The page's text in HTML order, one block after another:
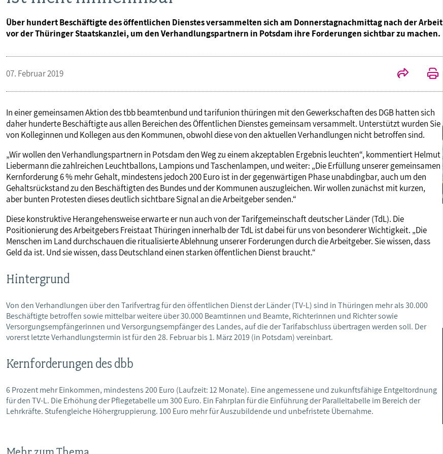
Über hundert Beschäftigte des öffentlichen Dienstes versammelten sich am Donnerstagnachmittag nach der Arbeit
vor der Thüringer Staatskanzlei, um den Verhandlungspartnern in Potsdam ihre Forderungen sichtbar zu machen.
07. Februar 2019
In einer gemeinsamen Aktion des tbb beamtenbund und tarifunion thüringen mit den Gewerkschaften des DGB hatten sich
daher hunderte Beschäftigte aus allen Bereichen des Öffentlichen Dienstes gemeinsam versammelt. Unterstützt wurden Sie
von Kolleginnen und Kollegen aus den Kommunen, obwohl diese von den aktuellen Verhandlungen nicht betroffen sind.
„Wir wollen den Verhandlungspartnern in Potsdam den Weg zu einem akzeptablen Ergebnis leuchten“, kommentiert Helmut
Liebermann die zahlreichen Leuchtballons, Lampions und Taschenlampen, und weiter: „Die Erfüllung unserer gemeinsamen
Kernforderung 6 % mehr Gehalt, mindestens jedoch 200 Euro ist in der gegenwärtigen Phase unabdingbar, auch um den
Gehaltsrückstand zu den Beschäftigten des Bundes und der Kommunen auszugleichen. Wir wollen zunächst mit kurzen,
aber bunten Protesten dieses deutlich sichtbare Signal an die Arbeitgeber senden.“
Diese konstruktive Herangehensweise erwarte er nun auch von der Tarifgemeinschaft deutscher Länder (TdL). Die
Positionierung des Arbeitgebers Freistaat Thüringen innerhalb der TdL ist dabei für uns von besonderer Wichtigkeit. „Die
Menschen im Land durchschauen die ritualisierte Ablehnung unserer Forderungen durch die Arbeitgeber. Sie wissen, dass
Geld da ist. Und sie wissen, dass Deutschland einen starken öffentlichen Dienst braucht.“
Hintergrund
Von den Verhandlungen über den Tarifvertrag für den öffentlichen Dienst der Länder (TV-L) sind in Thüringen mehr als 30.000
Beschäftigte betroffen sowie mittelbar weitere über 30.000 Beamtinnen und Beamte, Richterinnen und Richter sowie
Versorgungsempfängerinnen und Versorgungsempfänger des Landes, auf die der Tarifabschluss übertragen werden soll. Der
vorerst letzte Verhandlungstermin ist für den 28. Februar bis 1. März 2019 (in Potsdam) vereinbart.
Kernforderungen des dbb
6 Prozent mehr Einkommen, mindestens 200 Euro (Laufzeit: 12 Monate). Eine angemessene und zukunftsfähige Entgeltordnung
für den TV-L. Die Erhöhung der Pflegetabelle um 300 Euro. Ein Fahrplan für die Einführung der Paralleltabelle im Bereich der
Lehrkräfte. Stufengleiche Höhergruppierung. 100 Euro mehr für Auszubildende und unbefristete Übernahme.